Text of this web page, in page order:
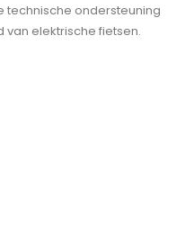
technische ondersteuning
van elektrische fietsen.